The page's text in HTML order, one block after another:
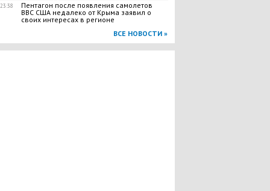
23:38
Пентагон после появления самолетов
ВВС США недалеко от Крыма заявил о
своих интересах в регионе
ВСЕ НОВОСТИ »